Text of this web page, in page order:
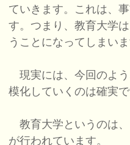
ていきます。これは、
す。つまり、教育大学
うことになってしまいま
現実には、今回のよ
模化していくのは確実で
教育大学というのは
が行われています。